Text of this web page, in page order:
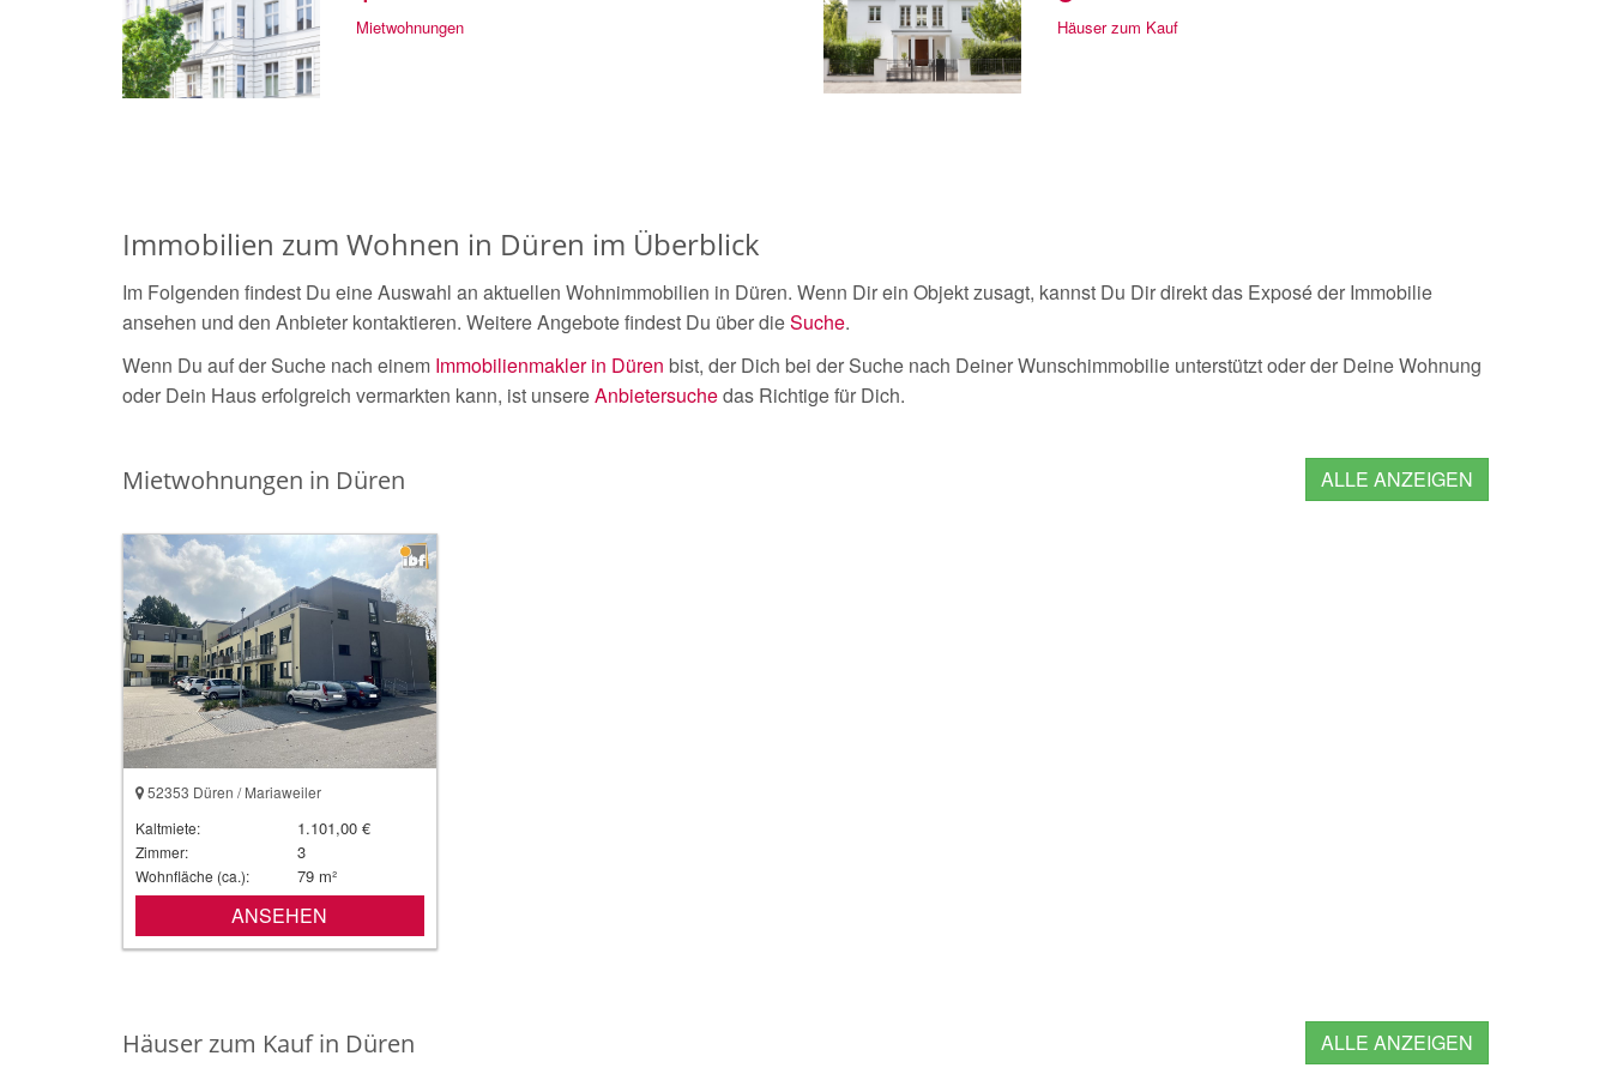
Mietwohnungen Häuser zum Kauf
Immobilien zum Wohnen in Düren im Überblick
Im Folgenden findest Du eine Auswahl an aktuellen Wohnimmobilien in Düren. Wenn Dir ein Objekt zusagt, kannst Du Dir direkt das Exposé der Immobilie
ansehen und den Anbieter kontaktieren. Weitere Angebote findest Du über dieSuche.
Wenn Du auf der Suche nach einem Immobilienmakler in Düren bist, der Dich bei der Suche nach Deiner Wunschimmobilie unterstützt oder der Deine Wohnung
oder Dein Haus erfolgreich vermarkten kann, ist unsereAnbietersuchedas Richtige für Dich.
Mietwohnungen in Düren ALLE ANZEIGEN
52353 Düren / Mariaweiler
Kaltmiete:
1.101,00 €
Zimmer: 3
Wohnfläche (ca.): 79 m²
ANSEHEN
Häuser zum Kauf in Düren ALLE ANZEIGEN